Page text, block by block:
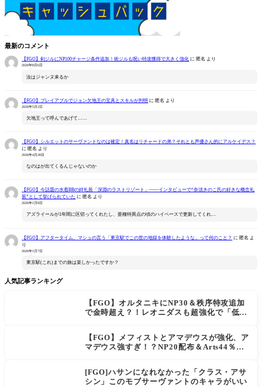
最新のコメント
【FGO】剣ジルにNP100チャージ条件追加！術ジルも呪い特攻獲得で大きく強化 に 匿名 より
2026年8月6日
汝はジャンヌ来るか
【FGO】プレイアブルでジョン欠地王の宝具とスキルが判明 に匿名 より
2026年5月2日
欠地王って呼んであげて……
【FGO】シルエットのサーヴァントなのは確定！真名はリチャードの弟？それとも声優さん的にアルケイデス？
に 匿名 より
2026年4月28日
なのはが出てくるんじゃないのか
【FGO】今話題の水着BBの絆礼装「深淵のラストリゾート」――インタビューで“奈須きのこ氏の好きな概念礼
装”として挙げられていた に 匿名 より
2026年1月8日
アズライールが1年間に区切ってくれたし、亜種特異点の頃のハイペースで更新してくれ…
【FGO】アフタータイム、マシュの言う「東京駅でこの世の地獄を体験したような」って何のこと？ に 匿名 よ
り
2026年1月7日
東京駅(これ)までの旅は楽しかったですか？
人気記事ランキング
【FGO】オルタニキにNP30＆秩序特攻追加
で金時超え？！レオニダスも超強化で「低レ
【FGO】メフィストとアマデウスが強化、ア
マデウス強すぎ！？NP20配布＆Arts44％強
[FGO]ハサンになれなかった「クラス・アサ
シン」このモブサーヴァントのキャラがいい